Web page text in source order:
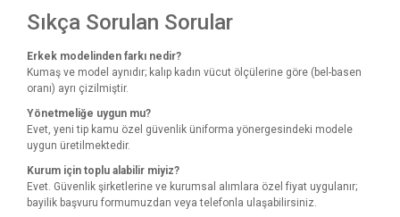
Sıkça Sorulan Sorular
Erkek modelinden farkı nedir?
Kumaş ve model aynıdır; kalıp kadın vücut ölçülerine göre (bel-basen
oranı) ayrı çizilmiştir.
Yönetmeliğe uygun mu?
Evet, yeni tip kamu özel güvenlik üniforma yönergesindeki modele
uygun üretilmektedir.
Kurum için toplu alabilir miyiz?
Evet. Güvenlik şirketlerine ve kurumsal alımlara özel fiyat uygulanır;
bayilik başvuru formumuzdan veya telefonla ulaşabilirsiniz.